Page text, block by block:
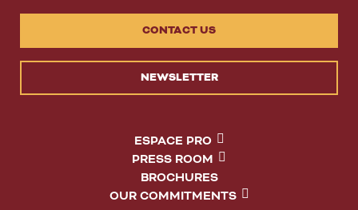
CONTACT US
NEWSLETTER
ESPACE PRO
PRESS ROOM
BROCHURES
OUR COMMITMENTS